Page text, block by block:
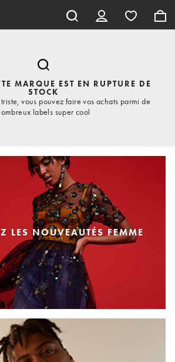
MARQUE EST EN RUPTURE DE
STOCK
vous pouvez faire vos achats parmi de
labels super cool
LES NOUVEAUTÉS FEMME